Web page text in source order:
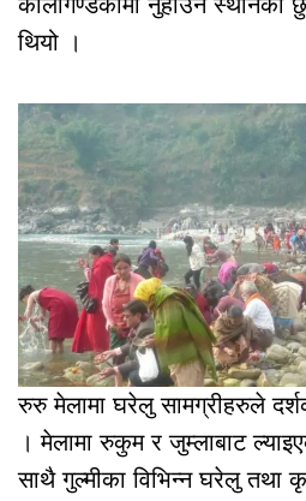
थियो ।
रुरु मेलामा घरेलु सामग्रीहरुले
। मेलामा रुकुम र जुम्लाबाट
साथै गुल्मीका विभिन्न घरेलु तथा